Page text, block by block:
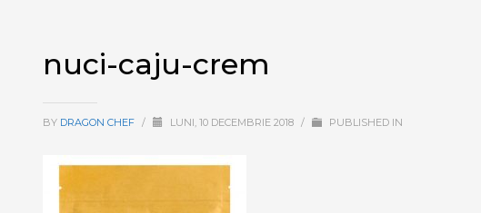
nuci-caju-crem
BY DRAGON CHEF / LUNI, 10 DECEMBRIE 2018 / PUBLISHED IN